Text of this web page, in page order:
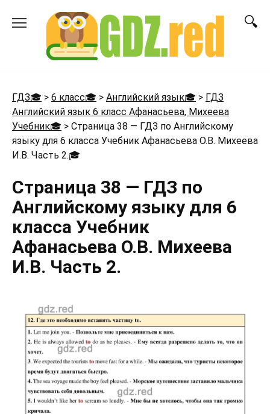
ГДЗ🎓 > 6 класс🎓 > Английский язык🎓 > ГДЗ
Английский язык 6 класс Афанасьева, Михеева
Учебник🎓 > Страница 38 — ГДЗ по Английскому
языку для 6 класса Учебник Афанасьева О.В. Михеева
И.В. Часть 2.🎓
Страница 38 — ГДЗ по
Английскому языку для 6
класса Учебник
Афанасьева О.В. Михеева
И.В. Часть 2.